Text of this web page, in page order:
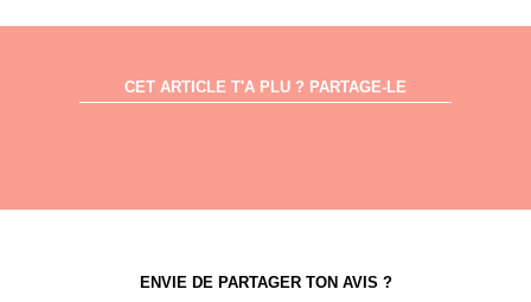
CET ARTICLE T'A PLU ? PARTAGE-LE
ENVIE DE PARTAGER TON AVIS ?